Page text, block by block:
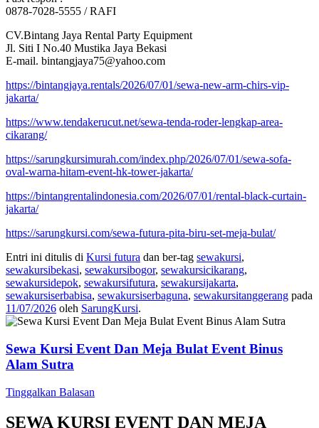
0878-7028-5555 / RAFI
CV.Bintang Jaya Rental Party Equipment
Jl. Siti I No.40 Mustika Jaya Bekasi
E-mail. bintangjaya75@yahoo.com
https://bintangjaya.rentals/2026/07/01/sewa-new-arm-chirs-vip-
jakarta/
https://www.tendakerucut.net/sewa-tenda-roder-lengkap-area-
cikarang/
https://sarungkursimurah.com/index.php/2026/07/01/sewa-sofa-
oval-warna-hitam-event-hk-tower-jakarta/
https://bintangrentalindonesia.com/2026/07/01/rental-black-curtain-
jakarta/
https://sarungkursi.com/sewa-futura-pita-biru-set-meja-bulat/
Entri ini ditulis di Kursi futura dan ber-tag sewakursi,
sewakursibekasi, sewakursibogor, sewakursicikarang,
sewakursidepok, sewakursifutura, sewakursijakarta,
sewakursiserbabisa, sewakursiserbaguna, sewakursitanggerang pada
11/07/2026 oleh SarungKursi.
Sewa Kursi Event Dan Meja Bulat Event Binus
Alam Sutra
Tinggalkan Balasan
SEWA KURSI EVENT DAN MEJA